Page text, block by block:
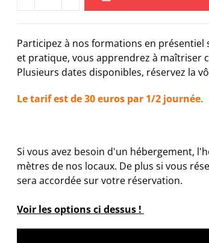
Participez à nos formations en présentiel
et pratique, vous apprendrez à maîtriser
Plusieurs dates disponibles, réservez la
Le tarif est de 30 euros par 1/2 journée.
Si vous avez besoin d'un hébergement,
mètres de nos locaux. De plus si vous
sera accordée sur votre réservation.
Voir les options ci dessus !